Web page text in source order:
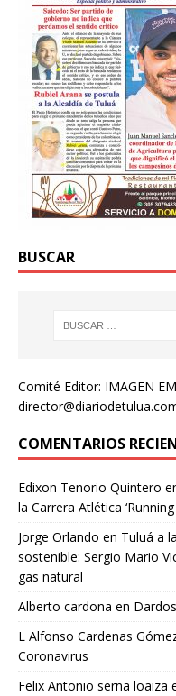
BUSCAR
Comité Editor: IMAGEN
COMENTARIOS
Edixon Tenorio Quintero
la Carrera Atlética
Jorge Orlando en Tuluá a
sostenible: Sergio Mario
gas natural
Alberto cardona en
L Alfonso Cardenas
Coronavirus
Felix Antonio serna loaiza